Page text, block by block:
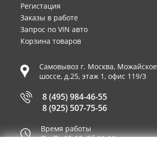
Регистация
Заказы в работе
Запрос по VIN авто
Корзина товаров
Самовывоз г. Москва, Можайское
шоссе, д.25, этаж 1, офис 119/3
8 (495) 984-46-55
8 (925) 507-75-56
Время работы
Пн-Пт 10-19, Сб 11-16